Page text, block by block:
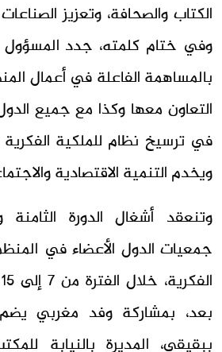
الكتاب والصحافة، وتعزيز
وفي ختام كلمته، جدد المسؤول
بالمساهمة الفاعلة في أعمال
التعاون معها وكذا مع جميع
في ترسيخ نظام للملكية الفكرية
ويخدم التنمية الاقتصادية
وتنعقد أشغال الدورة الثامنة
جمعيات الدول الأعضاء في
بعد، بمشاركة وفد مغربي
ببقيقي، المديرة بالنيابة